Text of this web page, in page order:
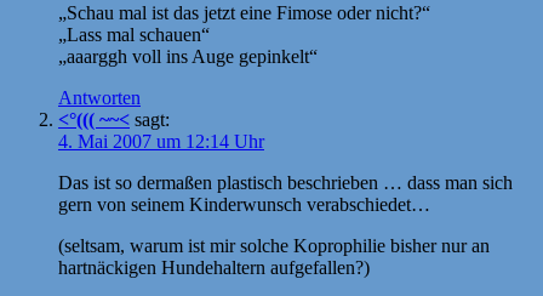
„Schau mal ist das jetzt eine Fimose oder nicht?“
„Lass mal schauen“
„aaarggh voll ins Auge gepinkelt“
Antworten
<°((( ~~< sagt:
4. Mai 2007 um 12:14 Uhr
Das ist so dermaßen plastisch beschrieben … dass man sich
gern von seinem Kinderwunsch verabschiedet…
(seltsam, warum ist mir solche Koprophilie bisher nur an
hartnäckigen Hundehaltern aufgefallen?)